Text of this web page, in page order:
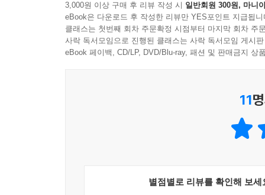
3,000원 이상 구매 후 리뷰 작성 시 일반회원 300원, 마니
eBook은 다운로드 후 작성한 리뷰만 YES포인트 지급됩니
클래스는 첫번째 회차 주문확정 시점부터 마지막 회차 주
사락 독서모임으로 진행된 클래스는 사락 독서모임 게시
eBook 페이백, CD/LP, DVD/Blu-ray, 패션 및 판매금지 상
11
별점별로 리뷰를 확인해 보세